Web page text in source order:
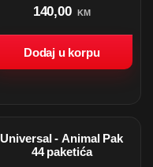
140,00 KM
Dodaj u korpu
Universal - Animal Pak
44 paketića